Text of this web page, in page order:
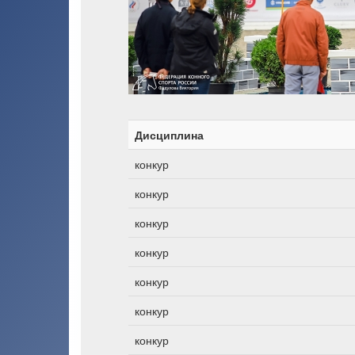
Дисциплина
конкур
конкур
конкур
конкур
конкур
конкур
конкур